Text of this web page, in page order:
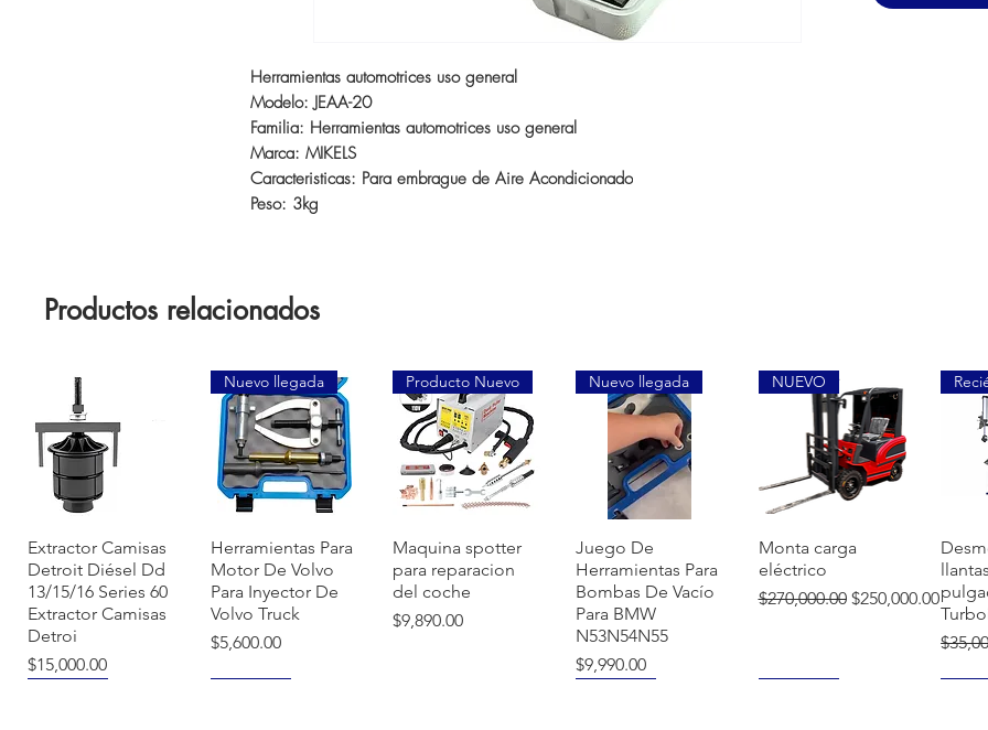
Herramientas automotrices uso general
Modelo: JEAA-20
Familia: Herramientas automotrices uso general
Marca: MIKELS
Caracteristicas: Para embrague de Aire Acondicionado
Peso: 3kg
Productos relacionados
Vista rápida
Extractor Camisas
Detroit Diésel Dd
13/15/16 Series 60
Extractor Camisas
Detroi
Precio
$15,000.00
Vista rápida
Nuevo llegada
Herramientas Para
Motor De Volvo
Para Inyector De
Volvo Truck
Precio
$5,600.00
Vista rápida
Producto Nuevo
Maquina spotter
para reparacion
del coche
Precio
$9,890.00
Vista rápida
Nuevo llegada
Juego De
Herramientas Para
Bombas De Vacío
Para BMW
N53N54N55
Precio
$9,990.00
Vista rápida
NUEVO
Monta carga
eléctrico
Precio
$270,000.00 Precio de oferta
$250,000.00